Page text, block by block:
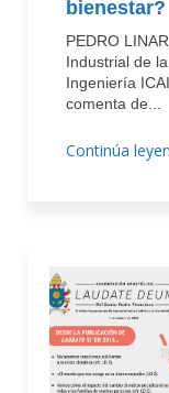
bienestar?
PEDRO
Industrial de
Ingeniería
comenta de...
Continúa